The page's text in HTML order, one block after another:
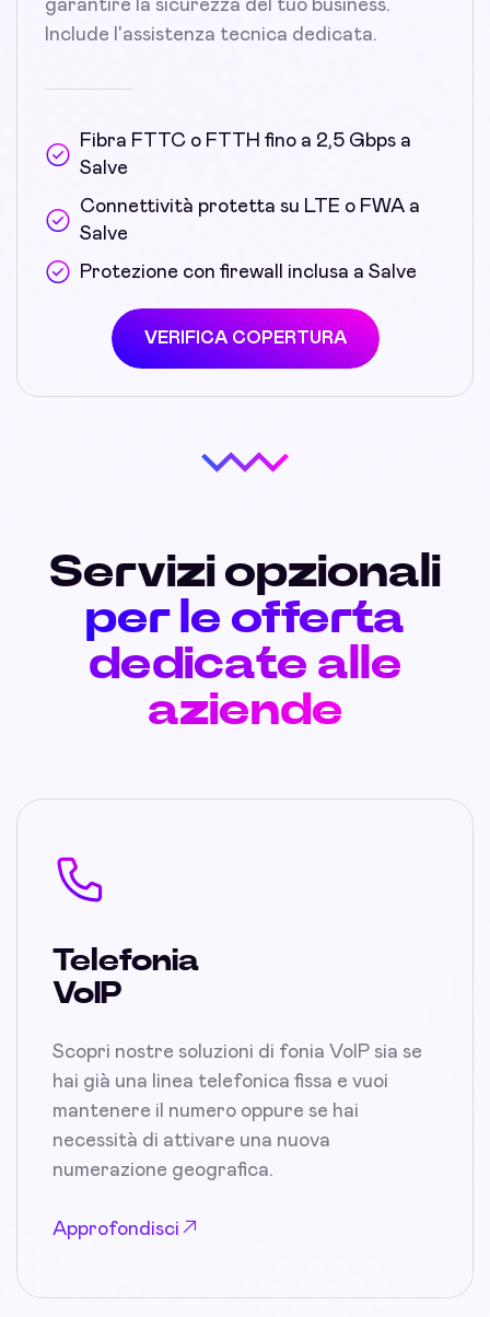
garantire la sicurezza del tuo business.
Include l'assistenza tecnica dedicata.
Fibra FTTC o FTTH fino a 2,5 Gbps a
Salve
Connettività protetta su LTE o FWA a
Salve
Protezione con firewall inclusa a Salve
VERIFICA COPERTURA
Servizi opzionali
per le offerta
dedicate alle
aziende
Telefonia
VoIP
Scopri nostre soluzioni di fonia VoIP sia se
hai già una linea telefonica fissa e vuoi
mantenere il numero oppure se hai
necessità di attivare una nuova
numerazione geografica.
Approfondisci